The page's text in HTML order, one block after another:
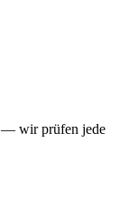
— wir prüfen jede